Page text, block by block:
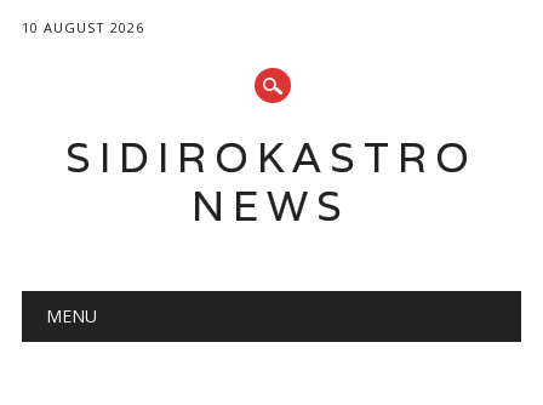
10 AUGUST 2026
SIDIROKASTRO
NEWS
Main menu
MENU